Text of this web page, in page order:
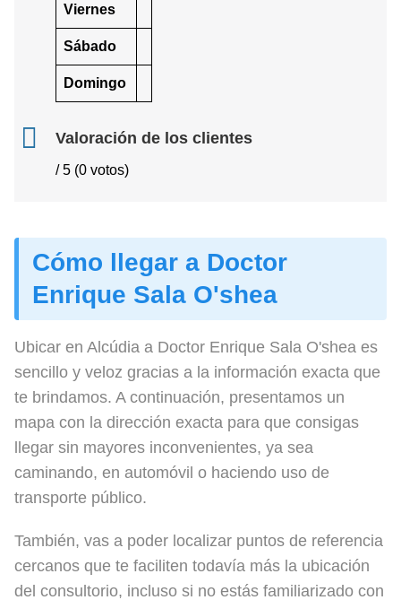
Viernes
Sábado
Domingo
Valoración de los clientes
/ 5 (0 votos)
Cómo llegar a Doctor
Enrique Sala O'shea
Ubicar en Alcúdia a Doctor Enrique Sala O'shea es
sencillo y veloz gracias a la información exacta que
te brindamos. A continuación, presentamos un
mapa con la dirección exacta para que consigas
llegar sin mayores inconvenientes, ya sea
caminando, en automóvil o haciendo uso de
transporte público.
También, vas a poder localizar puntos de referencia
cercanos que te faciliten todavía más la ubicación
del consultorio, incluso si no estás familiarizado con